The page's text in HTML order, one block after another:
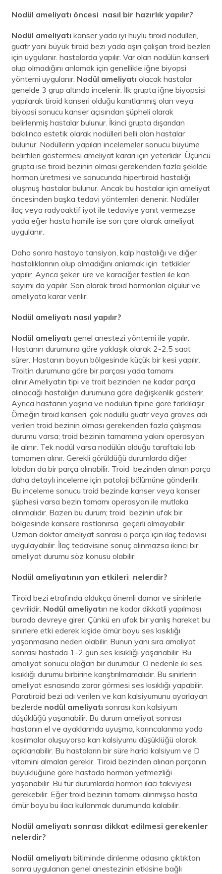
Nodül ameliyatı öncesi nasıl bir hazırlık yapılır?
Nodül ameliyatı kanser yada iyi huylu tiroid nodülleri,
guatr yani büyük tiroid bezi yada aşırı çalışan troid bezleri
için uygulanır. hastalarda yapılır. Var olan nodülün kanserli
olup olmadığını anlamak için genellikle iğne biyopsi
yöntemi uygulanır. Nodül ameliyatı olacak hastalar
genelde 3 grup altında incelenir. İlk grupta iğne biyopsisi
yapılarak tiroid kanseri olduğu kanıtlanmış olan veya
biyopsi sonucu kanser açısından şüpheli olarak
belirlenmiş hastalar bulunur. İkinci grupta dışarıdan
bakılınca estetik olarak nodülleri belli olan hastalar
bulunur. Nodüllerin yapılan incelemeler sonucu büyüme
belirtileri göstermesi ameliyat kararı için yeterlidir. Üçüncü
grupta ise tiroid bezinin olması gerekenden fazla şekilde
hormon üretmesi ve sonucunda hipertiroid hastalığı
oluşmuş hastalar bulunur. Ancak bu hastalar için ameliyat
öncesinden başka tedavi yöntemleri denenir. Nodüller
ilaç veya radyoaktif iyot ile tedaviye yanıt vermezse
yada eğer hasta hamile ise son çare olarak ameliyat
uygulanır.
Daha sonra hastaya tansiyon, kalp hastalığı ve diğer
hastalıklarının olup olmadığını anlamak için tetkikler
yapılır. Ayrıca şeker, üre ve karaciğer testleri ile kan
sayımı da yapılır. Son olarak tiroid hormonları ölçülür ve
ameliyata karar verilir.
Nodül ameliyatı nasıl yapılır?
Nodül ameliyatı genel anestezi yöntemi ile yapılır.
Hastanın durumuna göre yaklaşık olarak 2-2.5 saat
sürer. Hastanın boyun bölgesinde küçük bir kesi yapılır.
Troitin durumuna göre bir parçası yada tamamı
alınır.Ameliyatın tipi ve troit bezinden ne kadar parça
alınacağı hastalığın durumuna göre değişkenlik gösterir.
Ayrıca hastanın yaşına ve nodülün tipine göre farklılaşır.
Örneğin tiroid kanseri, çok nodüllü guatr veya graves adı
verilen troid bezinin olması gerekenden fazla çalışması
durumu varsa; troid bezinin tamamına yakını operasyon
ile alınır. Tek nodül varsa nodülün olduğu taraftaki lob
tamamen alınır. Gerekli görüldüğü durumlarda diğer
lobdan da bir parça alınabilir. Troid bezinden alınan parça
daha detaylı inceleme için patoloji bölümüne gönderilir.
Bu inceleme sonucu troid bezinde kanser veya kanser
şüphesi varsa bezin tamamı operasyon ile mutlaka
alınmalıdır. Bazen bu durum; troid bezinin ufak bir
bölgesinde kansere rastlanırsa geçerli olmayabilir.
Uzman doktor ameliyat sonrası o parça için ilaç tedavisi
uygulayabilir. İlaç tedavisine sonuç alınmazsa ikinci bir
ameliyat durumu söz konusu olabilir.
Nodül ameliyatının yan etkileri nelerdir?
Tiroid bezi etrafında oldukça önemli damar ve sinirlerle
çevrilidir. Nodül ameliyatın ne kadar dikkatli yapılması
burada devreye girer. Çünkü en ufak bir yanlış hareket bu
sinirlere etki ederek kişide ömür boyu ses kısıklığı
yaşanmasına neden olabilir. Bunun yanı sıra amaliyat
sonrası hastada 1-2 gün ses kısıklığı yaşanabilir. Bu
amaliyat sonucu olağan bir durumdur. O nedenle iki ses
kısıklığı durumu birbirine karıştırılmamalıdır. Bu sinirlerin
ameliyat esnasında zarar görmesi ses kısıklığı yapabilir.
Paratiroid bezi adı verilen ve kan kalsiyumunu ayarlayan
bezlerde nodül ameliyatı sonrası kan kalsiyum
düşüklüğü yaşanabilir. Bu durum ameliyat sonrası
hastanın el ve ayaklarında uyuşma, karıncalanma yada
kasılmalar oluşuyorsa kan kalsiyumu düşüklüğü olarak
açıklanabilir. Bu hastaların bir süre harici kalsiyum ve D
vitamini almaları gerekir. Tiroid bezinden alınan parçanın
büyüklüğüne göre hastada hormon yetmezliği
yaşanabilir. Bu tür durumlarda hormon ilacı takviyesi
gerekebilir. Eğer troid bezinin tamamı alınmışsa hasta
ömür boyu bu ilacı kullanmak durumunda kalabilir.
Nodül ameliyatı sonrası dikkat edilmesi gerekenler
nelerdir?
Nodül ameliyatı bitiminde dinlenme odasına çıktıktan
sonra uygulanan genel anestezinin etkisine bağlı